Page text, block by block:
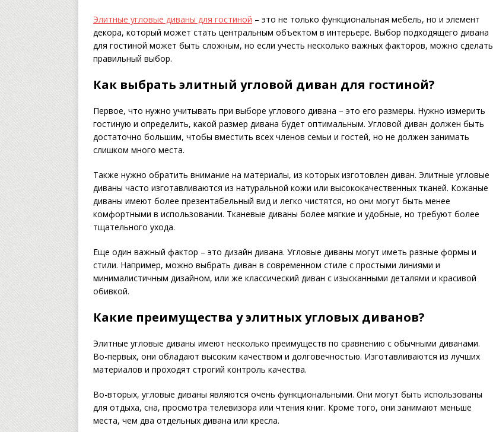
Элитные угловые диваны для гостиной – это не только функциональная мебель, но и элемент
декора, который может стать центральным объектом в интерьере. Выбор подходящего дивана
для гостиной может быть сложным, но если учесть несколько важных факторов, можно сделать
правильный выбор.
Как выбрать элитный угловой диван для гостиной?
Первое, что нужно учитывать при выборе углового дивана – это его размеры. Нужно измерить
гостиную и определить, какой размер дивана будет оптимальным. Угловой диван должен быть
достаточно большим, чтобы вместить всех членов семьи и гостей, но не должен занимать
слишком много места.
Также нужно обратить внимание на материалы, из которых изготовлен диван. Элитные угловые
диваны часто изготавливаются из натуральной кожи или высококачественных тканей. Кожаные
диваны имеют более презентабельный вид и легко чистятся, но они могут быть менее
комфортными в использовании. Тканевые диваны более мягкие и удобные, но требуют более
тщательного ухода.
Еще один важный фактор – это дизайн дивана. Угловые диваны могут иметь разные формы и
стили. Например, можно выбрать диван в современном стиле с простыми линиями и
минималистичным дизайном, или же классический диван с изысканными деталями и красивой
обивкой.
Какие преимущества у элитных угловых диванов?
Элитные угловые диваны имеют несколько преимуществ по сравнению с обычными диванами.
Во-первых, они обладают высоким качеством и долговечностью. Изготавливаются из лучших
материалов и проходят строгий контроль качества.
Во-вторых, угловые диваны являются очень функциональными. Они могут быть использованы
для отдыха, сна, просмотра телевизора или чтения книг. Кроме того, они занимают меньше
места, чем два отдельных дивана или кресла.